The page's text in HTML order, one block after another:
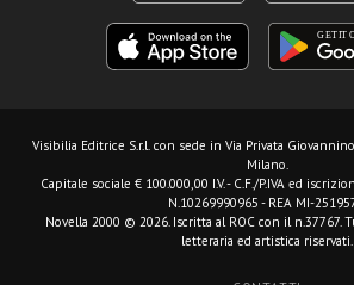
Visibilia Editrice S.r.l. con sede in Via Privata
Milano.
Capitale sociale € 100.000,00 I.V. - C.F./P.IVA ed
N.10269990965 - REA MI-
Novella 2000 © 2026. Iscritta al ROC con il
letteraria ed artistica riservati.